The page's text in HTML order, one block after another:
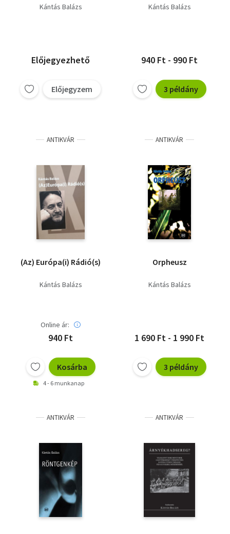
Kántás Balázs
Előjegyezhető
Előjegyzem
Kántás Balázs
940 Ft - 990 Ft
3 példány
ANTIKVÁR
(Az) Európa(i) Rádió(s)
Kántás Balázs
Online ár:
940 Ft
Kosárba
4 - 6 munkanap
ANTIKVÁR
Orpheusz
Kántás Balázs
1 690 Ft - 1 990 Ft
3 példány
ANTIKVÁR ANTIKVÁR